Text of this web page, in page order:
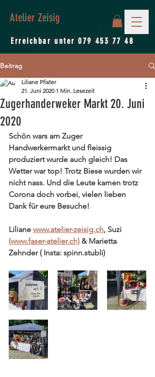
Erreichbar unter079 453 77 48
Atelier Zeisig
Beitrag
Zugerhanderweker Markt 20. Juni
2020
Liliane Pfister
21. Juni 2020 1 Min. Lesezeit
Schön wars am Zuger
Handwerkermarkt und fleissig
produziert wurde auch gleich! Das
Wetter war top! Trotz Biese wurden wir
nicht nass. Und die Leute kamen trotz
Corona doch vorbei, vielen lieben
Dank für eure Besuche!
Liliane www.atelier-zeisig.ch, Suzi
(www.faser-atelier.ch) & Marietta
Zehnder ( Insta: spinn.stubli)